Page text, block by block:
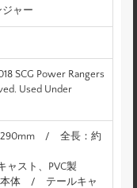
ャー
SCG Power Rangers
Used Under
290mm / 全長：約
ャスト、PVC製
本体 / テールキャ